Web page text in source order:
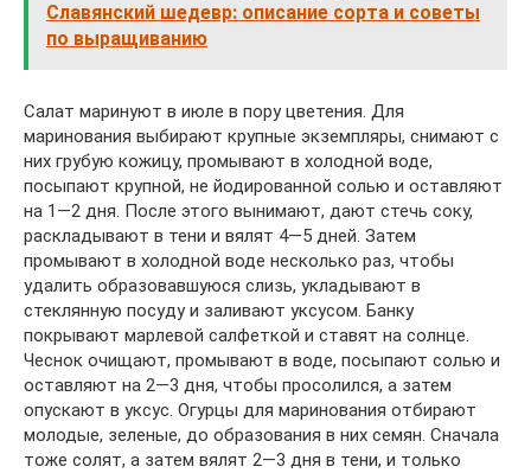
Славянский шедевр: описание сорта и советы
по выращиванию
Салат маринуют в июле в пору цветения. Для
маринования выбирают крупные экземпляры, снимают с
них грубую кожицу, промывают в холодной воде,
посыпают крупной, не йодированной солью и оставляют
на 1—2 дня. После этого вынимают, дают стечь соку,
раскладывают в тени и вялят 4—5 дней. Затем
промывают в холодной воде несколько раз, чтобы
удалить образовавшуюся слизь, укладывают в
стеклянную посуду и заливают уксусом. Банку
покрывают марлевой салфеткой и ставят на солнце.
Чеснок очищают, промывают в воде, посыпают солью и
оставляют на 2—3 дня, чтобы просолился, а затем
опускают в уксус. Огурцы для маринования отбирают
молодые, зеленые, до образования в них семян. Сначала
тоже солят, а затем вялят 2—3 дня в тени, и только